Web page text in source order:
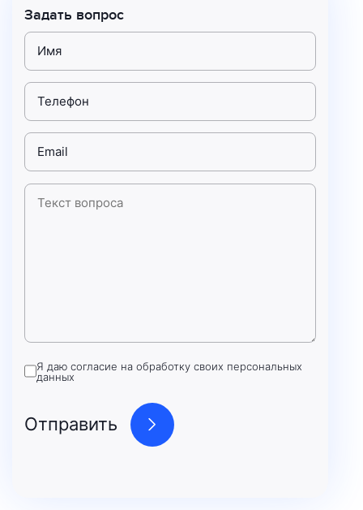
Задать вопрос
Я даю согласие на обработку своих персональных
данных